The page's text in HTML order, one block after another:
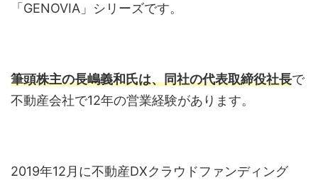
「GENOVIA」シリーズです。
筆頭株主の長嶋義和氏は、同社の代表取締役社長で
不動産会社で12年の営業経験があります。
2019年12月に不動産DXクラウドファンディング